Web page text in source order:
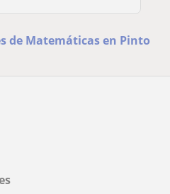
de Matemáticas en Pinto